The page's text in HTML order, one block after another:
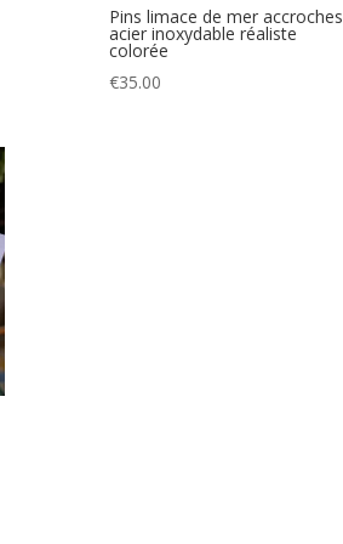
Pins limace de mer accroches
acier inoxydable réaliste
colorée
€35.00